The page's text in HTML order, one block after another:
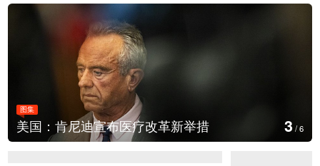
云南普洱：乡村风光如画 4 /6